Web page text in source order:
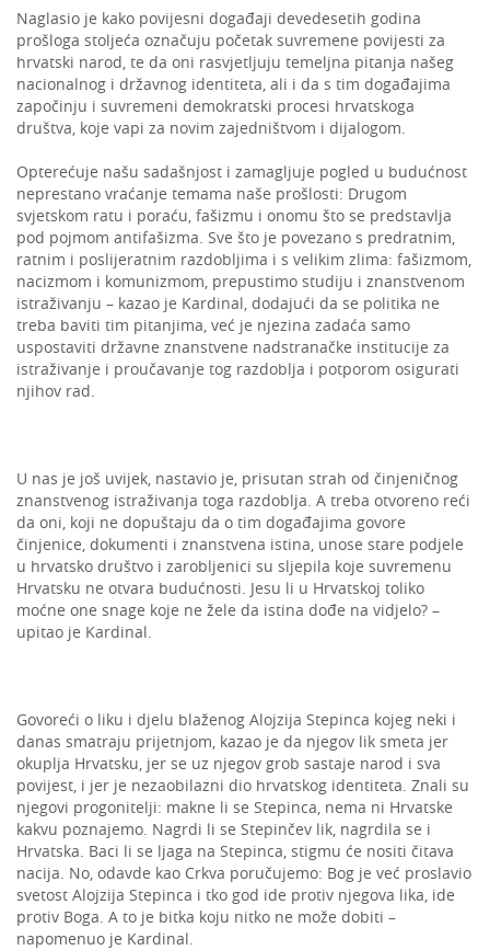
Naglasio je kako povijesni događaji devedesetih godina
prošloga stoljeća označuju početak suvremene povijesti za
hrvatski narod, te da oni rasvjetljuju temeljna pitanja našeg
nacionalnog i državnog identiteta, ali i da s tim događajima
započinju i suvremeni demokratski procesi hrvatskoga
društva, koje vapi za novim zajedništvom i dijalogom.
Opterećuje našu sadašnjost i zamagljuje pogled u budućnost
neprestano vraćanje temama naše prošlosti: Drugom
svjetskom ratu i poraću, fašizmu i onomu što se predstavlja
pod pojmom antifašizma. Sve što je povezano s predratnim,
ratnim i poslijeratnim razdobljima i s velikim zlima: fašizmom,
nacizmom i komunizmom, prepustimo studiju i znanstvenom
istraživanju – kazao je Kardinal, dodajući da se politika ne
treba baviti tim pitanjima, već je njezina zadaća samo
uspostaviti državne znanstvene nadstranačke institucije za
istraživanje i proučavanje tog razdoblja i potporom osigurati
njihov rad.
U nas je još uvijek, nastavio je, prisutan strah od činjeničnog
znanstvenog istraživanja toga razdoblja. A treba otvoreno reći
da oni, koji ne dopuštaju da o tim događajima govore
činjenice, dokumenti i znanstvena istina, unose stare podjele
u hrvatsko društvo i zarobljenici su sljepila koje suvremenu
Hrvatsku ne otvara budućnosti. Jesu li u Hrvatskoj toliko
moćne one snage koje ne žele da istina dođe na vidjelo? –
upitao je Kardinal.
Govoreći o liku i djelu blaženog Alojzija Stepinca kojeg neki i
danas smatraju prijetnjom, kazao je da njegov lik smeta jer
okuplja Hrvatsku, jer se uz njegov grob sastaje narod i sva
povijest, i jer je nezaobilazni dio hrvatskog identiteta. Znali su
njegovi progonitelji: makne li se Stepinca, nema ni Hrvatske
kakvu poznajemo. Nagrdi li se Stepinčev lik, nagrdila se i
Hrvatska. Baci li se ljaga na Stepinca, stigmu će nositi čitava
nacija. No, odavde kao Crkva poručujemo: Bog je već proslavio
svetost Alojzija Stepinca i tko god ide protiv njegova lika, ide
protiv Boga. A to je bitka koju nitko ne može dobiti –
napomenuo je Kardinal.